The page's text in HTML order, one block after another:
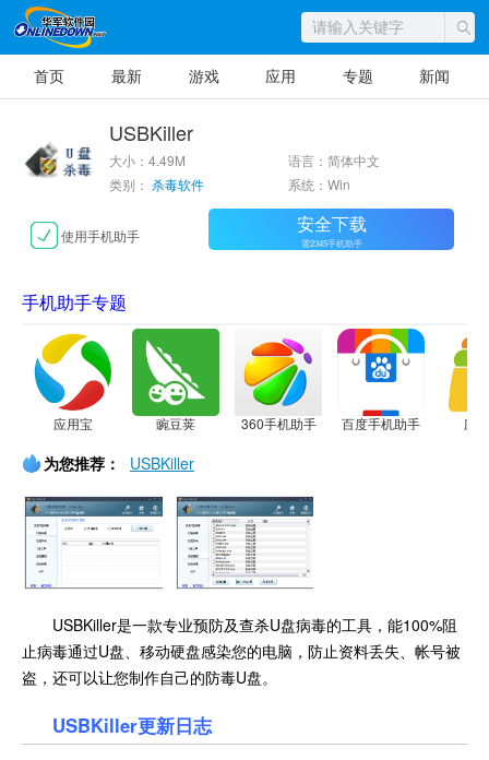
首页 最新 游戏 应用 专题 新闻
USBKiller
大小：4.49M
语言：简体中文
类别： 杀毒软件 系统：Win
使用手机助手 安全下载
需2345手机助手
手机助手专题
应用宝 豌豆荚 360手机助手 百度手机助手 应
为您推荐： USBKiller
USBKiller是一款专业预防及查杀U盘病毒的工具，能100%阻
止病毒通过U盘、移动硬盘感染您的电脑，防止资料丢失、帐号被
盗，还可以让您制作自己的防毒U盘。
USBKiller更新日志